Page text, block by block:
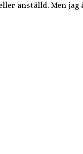
anställd. Men